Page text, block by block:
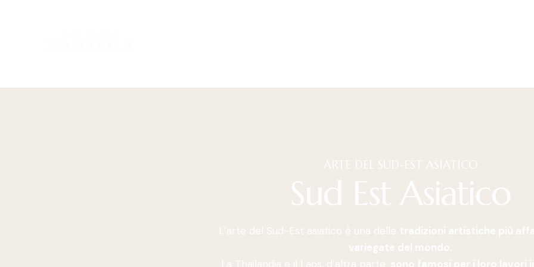
ARTE DEL SUD-EST ASIATICO
Sud Est Asiatico
L’arte del Sud-Est asiatico è una delle tradizioni artistiche più
variegate del mondo.
La Thailandia e il Laos, d’altra parte, sono famosi per i loro lavori